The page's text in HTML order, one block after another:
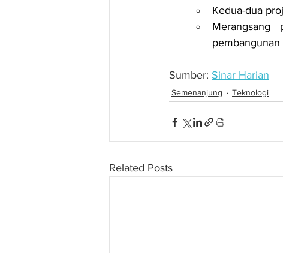
Kedua-dua
Sumber: Sinar Harian
Semenanjung Teknologi
Related Posts